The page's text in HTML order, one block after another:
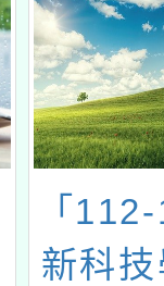
「
新科